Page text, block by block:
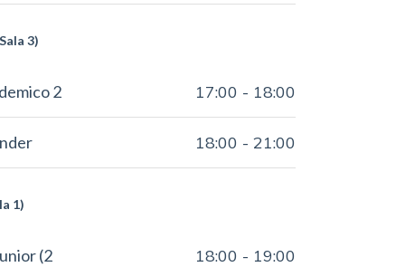
3)
2 17:00 - 18:00
18:00 -21:00
1)
(2
18:00 - 19:00